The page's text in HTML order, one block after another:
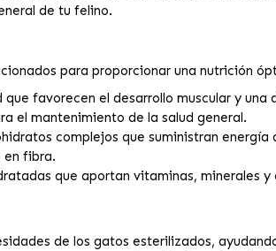
de tu felino.
para proporcionar una nutrición
favorecen el desarrollo muscular y
el mantenimiento de la salud general.
complejos que suministran energía
en fibra.
que aportan vitaminas, minerales
de los gatos esterilizados,